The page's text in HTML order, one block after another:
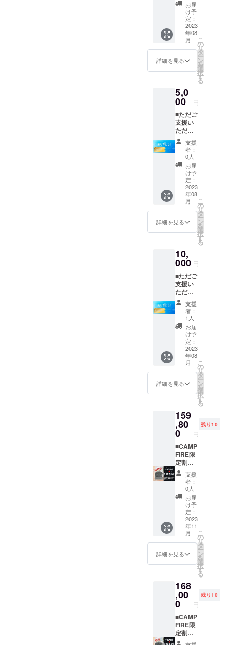
メー
ル】 た
だただ
応援し
てくだ
さる方
向けの
リター
ンで
メール
はご支
援して
いただ
いた方
から順
次送ら
せてい
ただき
ます。
お届
け予
定：
2023
年08
月
詳細を見る
こ
の
リ
タ
ー
ン
を
選
択
す
る
5,0
00 円
■ただご
支援い
ただけ
る方用
のコー
ス 【お
礼の
メー
ル】 た
だただ
応援し
てくだ
さる方
向けの
リター
ンで
希望者
様には
近江一
文字の
WEBサ
イト
https://t
ue.oumi
itimonji.
com/?
mode=f
14に支
援者と
してお
名前・
企業名
など掲
す。 備
考欄に
お名
前・企
業名を
ご記入
くださ
い。 ※
メール
はご支
援して
いただ
いた方
から順
次送ら
せてい
ただき
ます。
支援
者：
0人
お届
け予
定：
2023
年08
月
詳細を見る
こ
の
リ
タ
ー
ン
を
選
択
す
る
10,
000 円
■ただご
支援い
ただけ
る方用
のコー
ス 【お
礼の
メー
ル】 た
だただ
応援し
てくだ
さる方
向けの
リター
ンで
希望者
様には
近江一
文字の
WEBサ
イト
https://t
ue.oumi
itimonji.
com/?
mode=f
14に支
援者と
してお
名前・
企業
名・写
真1枚
（人
物、建
ど掲載
させて
いただ
きま
す。 備
考欄に
お名
前・企
支援
者：
1人
お届
け予
定：
2023
年08
月
詳細を見る
こ
の
リ
タ
ー
ン
を
選
択
す
る
159
,80
0 円
残り10
■CAMP
FIRE限
定割引
２１７,
８００
円→１
５９,８
００円
おうち
はか１
基 石の
形、
色、文
字をお
選びい
ただけ
早くで
き上が
れば予
定より
早くお
届けし
ます。
■注文テ
支援
者：
0人
お届
け予
定：
2023
年11
月
詳細を見る
こ
の
リ
タ
ー
ン
を
選
択
す
る
168
,00
0 円
残り10
■CAMP
FIRE限
定割引
２１７,